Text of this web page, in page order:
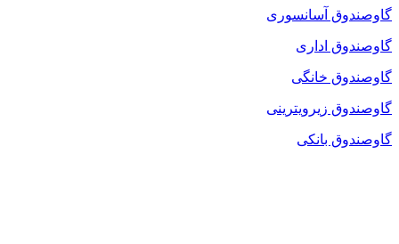
گاوصندوق آسانسوری
گاوصندوق اداری
گاوصندوق خانگی
گاوصندوق زیرویترینی
گاوصندوق بانکی